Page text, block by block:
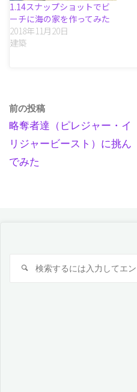
1.14スナップショットでビ
ーチに海の家を作ってみた
2018年11月20日
建築
前の投稿
略奪者達（ピレジャー・イ
リジャービースト）に挑ん
でみた
検